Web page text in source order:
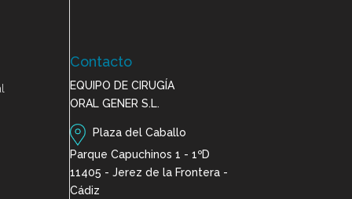
Contacto
EQUIPO DE CIRUGÍA
ORAL GENER S.L.
Plaza del Caballo
Parque Capuchinos 1 - 1ºD
11405 - Jerez de la Frontera -
Cádiz